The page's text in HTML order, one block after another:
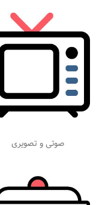
صوتی و تصویری